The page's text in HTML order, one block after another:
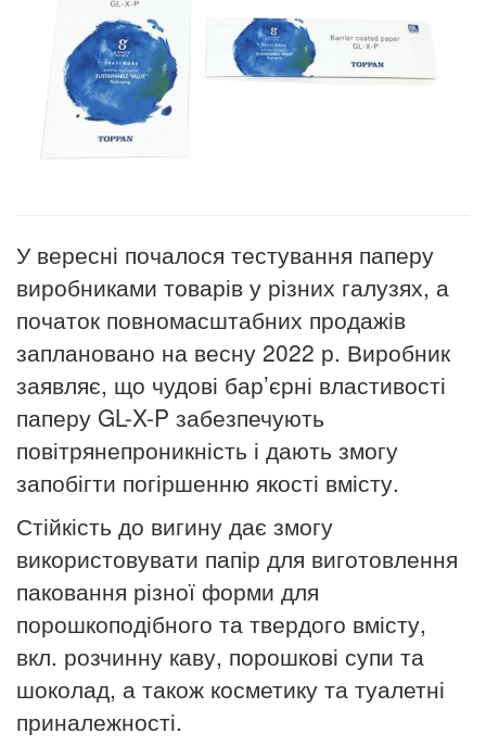
У вересні почалося тестування паперу
виробниками товарів у різних галузях, а
початок повномасштабних продажів
заплановано на весну 2022 р. Виробник
заявляє, що чудові бар’єрні властивості
паперу GL-X-P забезпечують
повітрянепроникність і дають змогу
запобігти погіршенню якості вмісту.
Стійкість до вигину дає змогу
використовувати папір для виготовлення
паковання різної форми для
порошкоподібного та твердого вмісту,
вкл. розчинну каву, порошкові супи та
шоколад, а також косметику та туалетні
приналежності.